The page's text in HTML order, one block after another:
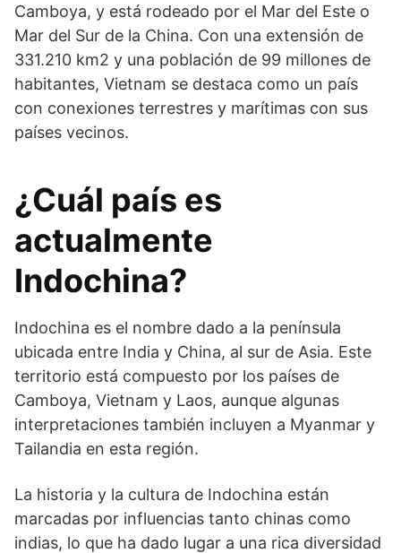
Camboya, y está rodeado por el Mar del Este o
Mar del Sur de la China. Con una extensión de
331.210 km2 y una población de 99 millones de
habitantes, Vietnam se destaca como un país
con conexiones terrestres y marítimas con sus
países vecinos.
¿Cuál país es
actualmente
Indochina?
Indochina es el nombre dado a la península
ubicada entre India y China, al sur de Asia. Este
territorio está compuesto por los países de
Camboya, Vietnam y Laos, aunque algunas
interpretaciones también incluyen a Myanmar y
Tailandia en esta región.
La historia y la cultura de Indochina están
marcadas por influencias tanto chinas como
indias, lo que ha dado lugar a una rica diversidad